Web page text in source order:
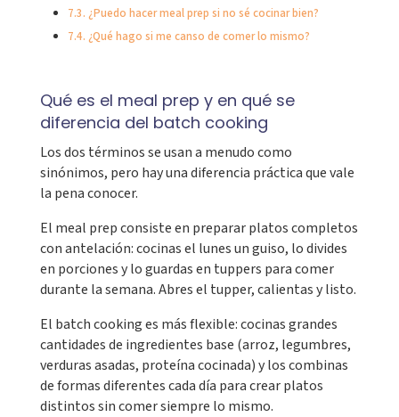
¿Puedo hacer meal prep si no sé cocinar bien?
¿Qué hago si me canso de comer lo mismo?
Qué es el meal prep y en qué se
diferencia del batch cooking
Los dos términos se usan a menudo como
sinónimos, pero hay una diferencia práctica que vale
la pena conocer.
El meal prep consiste en preparar platos completos
con antelación: cocinas el lunes un guiso, lo divides
en porciones y lo guardas en tuppers para comer
durante la semana. Abres el tupper, calientas y listo.
El batch cooking es más flexible: cocinas grandes
cantidades de ingredientes base (arroz, legumbres,
verduras asadas, proteína cocinada) y los combinas
de formas diferentes cada día para crear platos
distintos sin comer siempre lo mismo.